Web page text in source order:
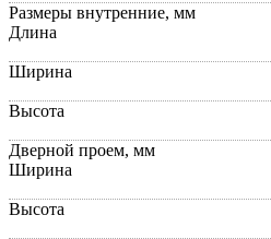
Размеры внутренние, мм
Длина
Ширина
Высота
Дверной проем, мм
Ширина
Высота